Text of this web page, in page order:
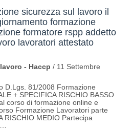
sicurezza sul lavoro il
formazione
formatore rspp addetto
lavoratori attestato
- Haccp / 11 Settembre
D.Lgs. 81/2008 Formazione
+ SPECIFICA RISCHIO BASSO
corso di formazione online e
Formazione Lavoratori parte
RISCHIO MEDIO Partecipa